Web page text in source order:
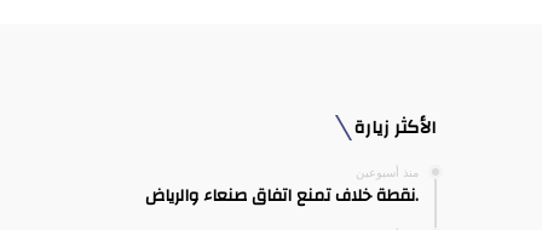
الأكثر زيارة
منذ أسبوعين
.نقطة خلاف تمنع اتفاق صنعاء والرياض